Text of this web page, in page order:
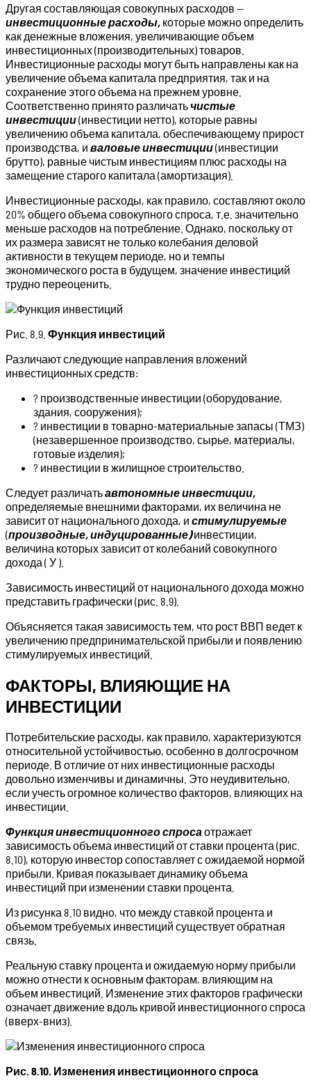
Другая составляющая совокупных расходов —
инвестиционные расходы, которые можно определить
как денежные вложения, увеличивающие объем
инвестиционных (производительных) товаров.
Инвестиционные расходы могут быть направлены как на
увеличение объема капитала предприятия, так и на
сохранение этого объема на прежнем уровне.
Соответственно принято различатьчистые
инвестиции(инвестиции нетто), которые равны
увеличению объема капитала, обеспечивающему прирост
производства, и валовые инвестиции(инвестиции
брутто), равные чистым инвестициям плюс расходы на
замещение старого капитала (амортизация).
Инвестиционные расходы, как правило, составляют около
20% общего объема совокупного спроса, т.е. значительно
меньше расходов на потребление. Однако, поскольку от
их размера зависят не только колебания деловой
активности в текущем периоде, но и темпы
экономического роста в будущем, значение инвестиций
трудно переоценить.
Рис. 8.9. Функция инвестиций
Различают следующие направления вложений
инвестиционных средств:
? производственные инвестиции (оборудование,
здания, сооружения);
? инвестиции в товарно-материальные запасы (ТМЗ)
(незавершенное производство, сырье, материалы,
готовые изделия);
? инвестиции в жилищное строительство.
Следует различатьавтономные инвестиции,
определяемые внешними факторами, их величина не
зависит от национального дохода, и стимулируемые
(производные, индуцированные)инвестиции,
величина которых зависит от колебаний совокупного
дохода ( У ).
Зависимость инвестиций от национального дохода можно
представить графически (рис. 8.9).
Объясняется такая зависимость тем, что рост ВВП ведет к
увеличению предпринимательской прибыли и появлению
стимулируемых инвестиций.
ФАКТОРЫ, ВЛИЯЮЩИЕ НА
ИНВЕСТИЦИИ
Потребительские расходы, как правило, характеризуются
относительной устойчивостью, особенно в долгосрочном
периоде. В отличие от них инвестиционные расходы
довольно изменчивы и динамичны. Это неудивительно,
если учесть огромное количество факторов, влияющих на
инвестиции.
Функция инвестиционного спросаотражает
зависимость объема инвестиций от ставки процента (рис.
8.10), которую инвестор сопоставляет с ожидаемой нормой
прибыли. Кривая показывает динамику объема
инвестиций при изменении ставки процента.
Из рисунка 8.10 видно, что между ставкой процента и
объемом требуемых инвестиций существует обратная
связь.
Реальную ставку процента и ожидаемую норму прибыли
можно отнести к основным факторам, влияющим на
объем инвестиций. Изменение этих факторов графически
означает движение вдоль кривой инвестиционного спроса
(вверх-вниз).
Рис. 8.10. Изменения инвестиционного спроса